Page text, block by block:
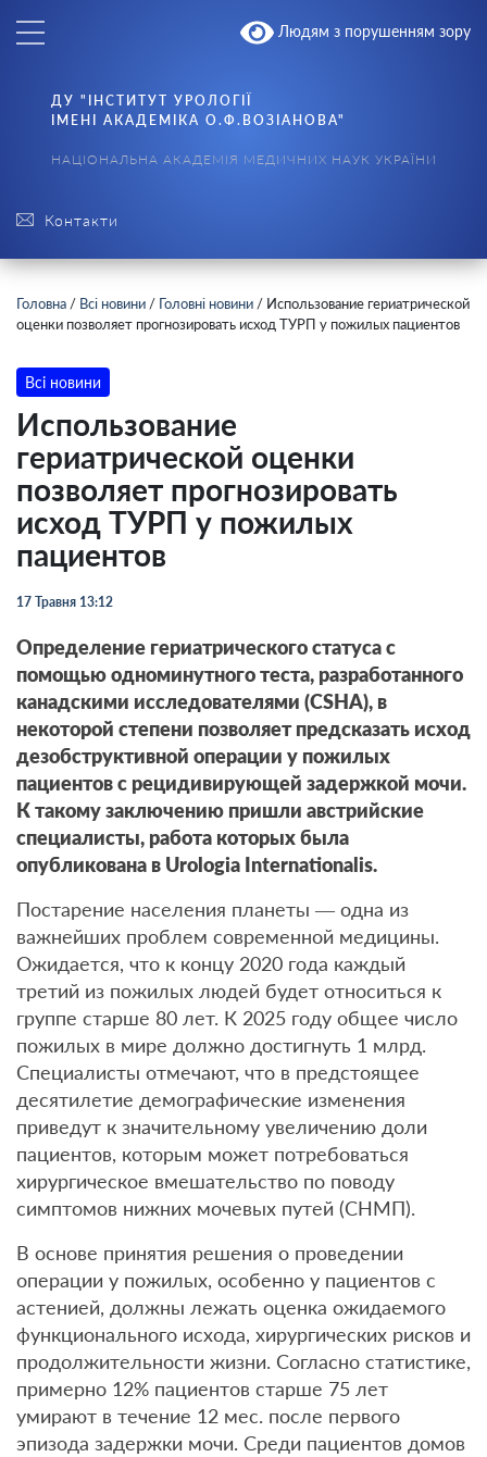
Людям з порушенням зору
Контакти
ДУ "ІНСТИТУТ УРОЛОГІЇ
ІМЕНІ АКАДЕМІКА О.Ф.ВОЗІАНОВА"
НАЦІОНАЛЬНА АКАДЕМІЯ МЕДИЧНИХ НАУК УКРАЇНИ
Головна / Всі новини / Головні новини / Использование гериатрической
оценки позволяет прогнозировать исход ТУРП у пожилых пациентов
Всі новини
Использование
гериатрической оценки
позволяет прогнозировать
исход ТУРП у пожилых
пациентов
17 Травня 13:12
Определение гериатрического статуса с
помощью одноминутного теста, разработанного
канадскими исследователями (CSHA), в
некоторой степени позволяет предсказать исход
дезобструктивной операции у пожилых
пациентов с рецидивирующей задержкой мочи.
К такому заключению пришли австрийские
специалисты, работа которых была
опубликована в Urologia Internationalis.
Постарение населения планеты — одна из
важнейших проблем современной медицины.
Ожидается, что к концу 2020 года каждый
третий из пожилых людей будет относиться к
группе старше 80 лет. К 2025 году общее число
пожилых в мире должно достигнуть 1 млрд.
Специалисты отмечают, что в предстоящее
десятилетие демографические изменения
приведут к значительному увеличению доли
пациентов, которым может потребоваться
хирургическое вмешательство по поводу
симптомов нижних мочевых путей (СНМП).
В основе принятия решения о проведении
операции у пожилых, особенно у пациентов с
астенией, должны лежать оценка ожидаемого
функционального исхода, хирургических рисков и
продолжительности жизни. Согласно статистике,
примерно 12% пациентов старше 75 лет
умирают в течение 12 мес. после первого
эпизода задержки мочи. Среди пациентов домов